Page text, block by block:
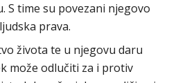
S time su povezani njegovo
prava.
života te u njegovu daru
može odlučiti za i protiv